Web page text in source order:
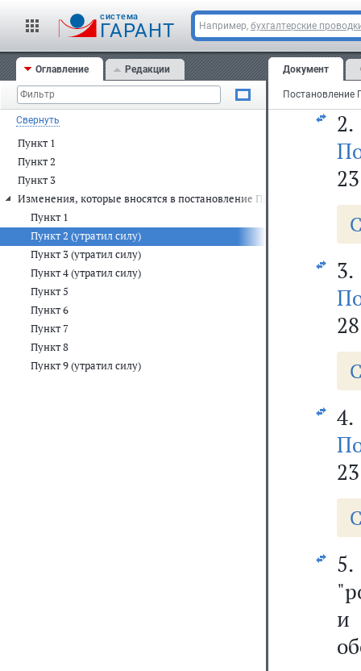
cистема
ГАРАНТ Например, бухгалтерские
Оглавление Редакции
Свернуть
Пункт 1
Пункт 2
Пункт 3
Изменения, которые вносятся в постановление Правительства
Пункт 1
Пункт 2 (утратил силу)
Пункт 3 (утратил силу)
Пункт 4 (утратил силу)
Пункт 5
Пункт 6
Пункт 7
Пункт 8
Пункт 9 (утратил силу)
Документ
и